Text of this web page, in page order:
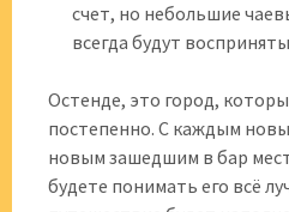
счет, но небольшие
всегда будут
Остенде, это город,
постепенно. С каждым
новым зашедшим в бар
будете понимать его всё